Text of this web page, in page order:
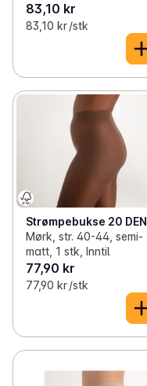
83,10 kr
83,10 kr /stk
Strømpebukse 20 DEN
Mørk, str. 40-44, semi-
matt, 1 stk, Inntil
77,90 kr
77,90 kr /stk